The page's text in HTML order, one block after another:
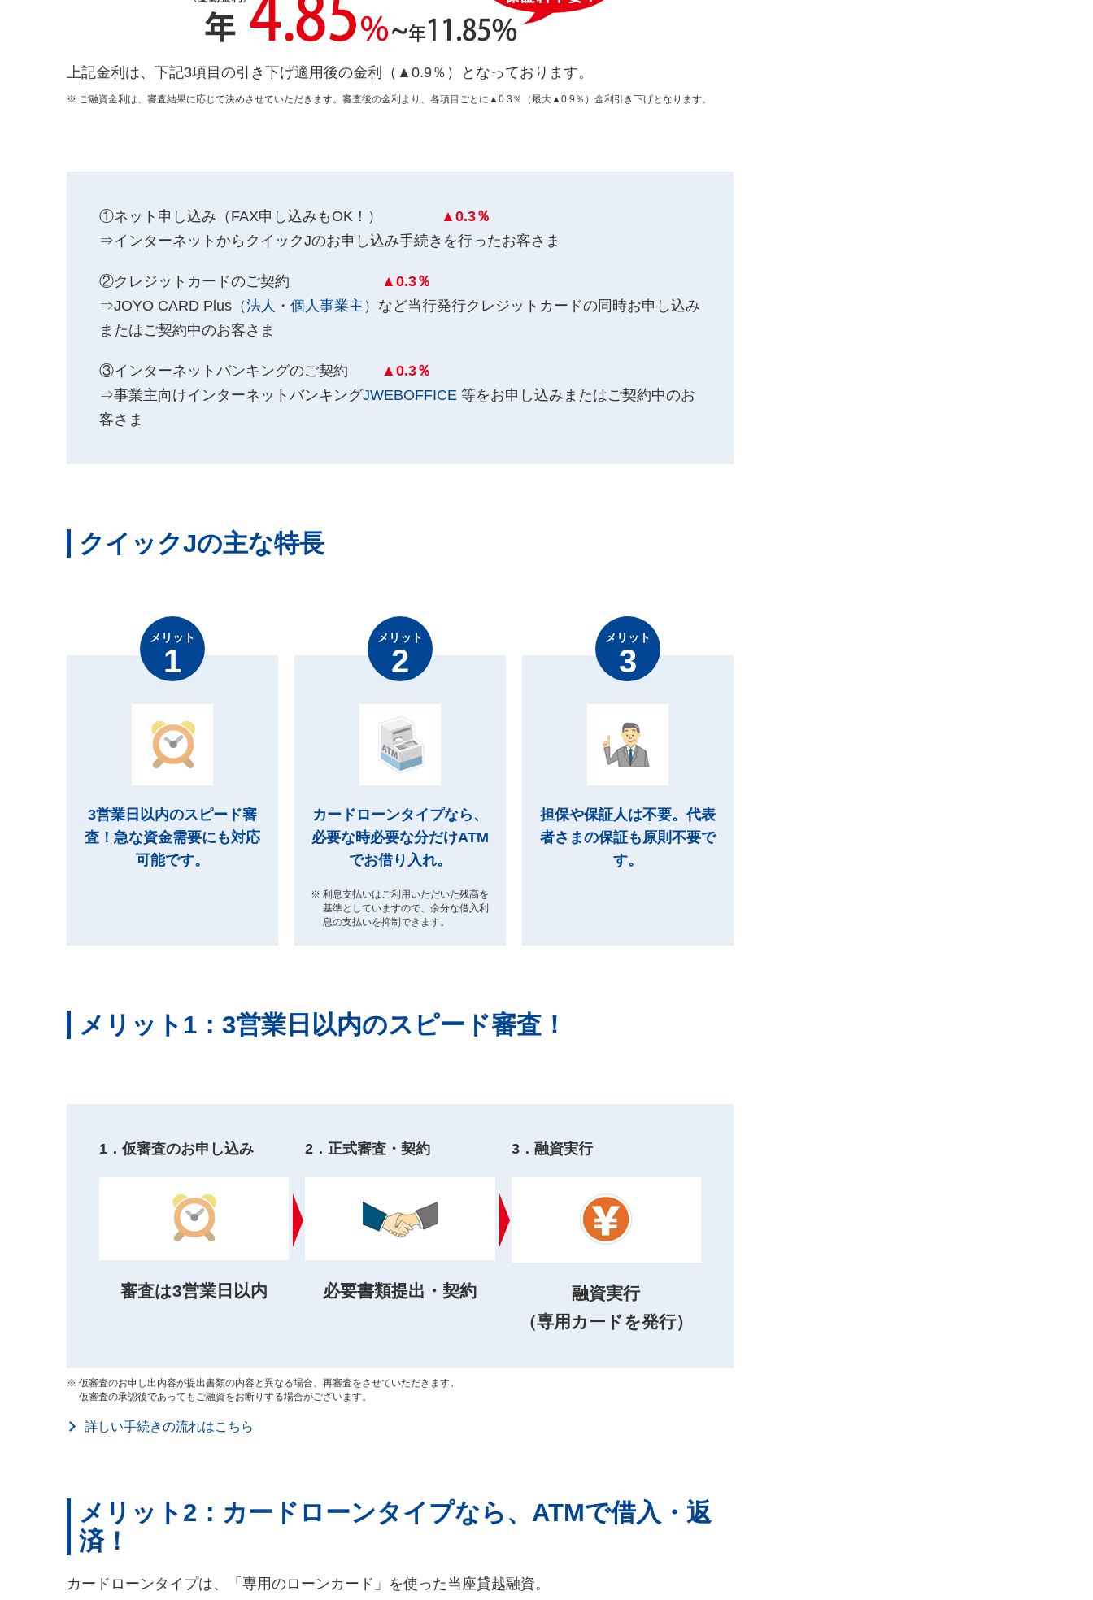
上記金利は、下記3項目の引き下げ適用後の金利（▲0.9％）となっております。
ご融資金利は、審査結果に応じて決めさせていただきます。審査後の金利より、各項目ごとに▲0.3％（最大▲0.9％）金利引き下げとなります。
①ネット申し込み（FAX申し込みもOK！）
▲0.3％
⇒インターネットからクイックJのお申し込み手続きを行ったお客さま
②クレジットカードのご契約
▲0.3％
⇒JOYO CARD Plus（法人 ・ 個人事業主 ）など当行発行クレジットカードの同時お申し込み
またはご契約中のお客さま
③インターネットバンキングのご契約
▲0.3％
⇒事業主向けインターネットバンキングJWEBOFFICE 等をお申し込みまたはご契約中のお
客さま
クイックJの主な特長
メリット
3営業日以内のスピード審
査！急な資金需要にも対応
可能です。
メリット
カードローンタイプなら、
必要な時必要な分だけATM
でお借り入れ。
利息支払いはご利用いただいた残高を
基準としていますので、余分な借入利
息の支払いを抑制できます。
メリット
担保や保証人は不要。代表
者さまの保証も原則不要で
す。
メリット1：3営業日以内のスピード審査！
1．仮審査のお申し込み
審査は3営業日以内
2．正式審査・契約
必要書類提出・契約
3．融資実行
融資実行
（専用カードを発行）
仮審査のお申し出内容が提出書類の内容と異なる場合、再審査をさせていただきます。
仮審査の承認後であってもご融資をお断りする場合がございます。
詳しい手続きの流れはこちら
メリット2：カードローンタイプなら、ATMで借入・返
済！
カードローンタイプは、「専用のローンカード」を使った当座貸越融資。